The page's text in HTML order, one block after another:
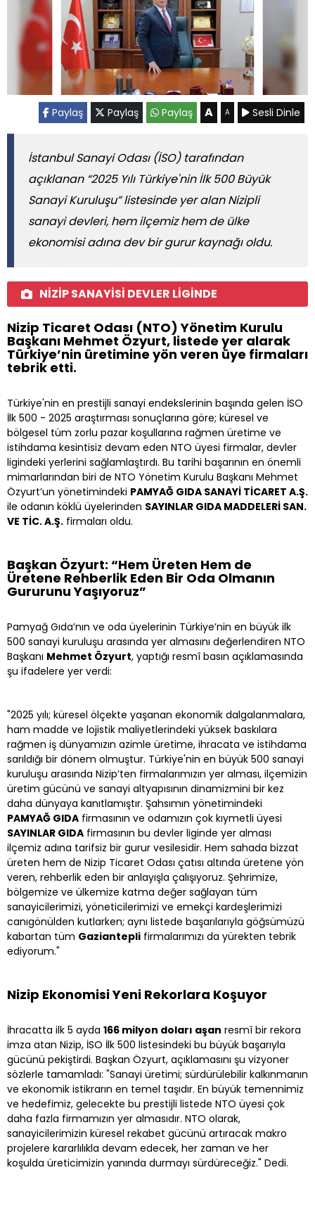
Paylaş Paylaş Paylaş A A Sesli Dinle
İstanbul Sanayi Odası (İSO) tarafından
açıklanan “2025 Yılı Türkiye'nin İlk 500 Büyük
Sanayi Kuruluşu” listesinde yer alan Nizipli
sanayi devleri, hem ilçemiz hem de ülke
ekonomisi adına dev bir gurur kaynağı oldu.
NİZİP SANAYİSİ DEVLER LİGİNDE
Nizip Ticaret Odası (NTO) Yönetim Kurulu
Başkanı Mehmet Özyurt, listede yer alarak
Türkiye’nin üretimine yön veren üye firmaları
tebrik etti.
Türkiye'nin en prestijli sanayi endekslerinin başında gelen İSO
İlk 500 - 2025 araştırması sonuçlarına göre; küresel ve
bölgesel tüm zorlu pazar koşullarına rağmen üretime ve
istihdama kesintisiz devam eden NTO üyesi firmalar, devler
ligindeki yerlerini sağlamlaştırdı. Bu tarihi başarının en önemli
mimarlarından biri de NTO Yönetim Kurulu Başkanı Mehmet
Özyurt’un yönetimindeki PAMYAĞ GIDA SANAYİ TİCARET A.Ş.
ile odanın köklü üyelerinden SAYINLAR GIDA MADDELERİ SAN.
VE TİC. A.Ş. firmaları oldu.
Başkan Özyurt: “Hem Üreten Hem de
Üretene Rehberlik Eden Bir Oda Olmanın
Gururunu Yaşıyoruz”
Pamyağ Gıda’nın ve oda üyelerinin Türkiye’nin en büyük ilk
500 sanayi kuruluşu arasında yer almasını değerlendiren NTO
Başkanı Mehmet Özyurt, yaptığı resmî basın açıklamasında
şu ifadelere yer verdi:
"2025 yılı; küresel ölçekte yaşanan ekonomik dalgalanmalara,
ham madde ve lojistik maliyetlerindeki yüksek baskılara
rağmen iş dünyamızın azimle üretime, ihracata ve istihdama
sarıldığı bir dönem olmuştur. Türkiye'nin en büyük 500 sanayi
kuruluşu arasında Nizip’ten firmalarımızın yer alması, ilçemizin
üretim gücünü ve sanayi altyapısının dinamizmini bir kez
daha dünyaya kanıtlamıştır. Şahsımın yönetimindeki
PAMYAĞ GIDA firmasının ve odamızın çok kıymetli üyesi
SAYINLAR GIDA firmasının bu devler liginde yer alması
ilçemiz adına tarifsiz bir gurur vesilesidir. Hem sahada bizzat
üreten hem de Nizip Ticaret Odası çatısı altında üretene yön
veren, rehberlik eden bir anlayışla çalışıyoruz. Şehrimize,
bölgemize ve ülkemize katma değer sağlayan tüm
sanayicilerimizi, yöneticilerimizi ve emekçi kardeşlerimizi
canıgönülden kutlarken; aynı listede başarılarıyla göğsümüzü
kabartan tüm Gaziantepli firmalarımızı da yürekten tebrik
ediyorum."
Nizip Ekonomisi Yeni Rekorlara Koşuyor
İhracatta ilk 5 ayda 166 milyon doları aşan resmî bir rekora
imza atan Nizip, İSO İlk 500 listesindeki bu büyük başarıyla
gücünü pekiştirdi. Başkan Özyurt, açıklamasını şu vizyoner
sözlerle tamamladı: "Sanayi üretimi; sürdürülebilir kalkınmanın
ve ekonomik istikrarın en temel taşıdır. En büyük temennimiz
ve hedefimiz, gelecekte bu prestijli listede NTO üyesi çok
daha fazla firmamızın yer almasıdır. NTO olarak,
sanayicilerimizin küresel rekabet gücünü artıracak makro
projelere kararlılıkla devam edecek, her zaman ve her
koşulda üreticimizin yanında durmayı sürdüreceğiz." Dedi.